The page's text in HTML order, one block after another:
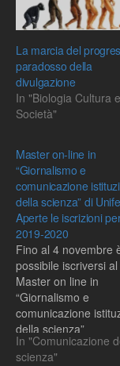
La marcia del
paradosso della
divulgazione
In "Biologia Cultura e
Società"
Master on-line in
“Giornalismo e
comunicazione
della scienza” di
Aperte le iscrizioni
2019-2020
Fino al 4 novembre
possibile iscriversi al
Master on line in
“Giornalismo e
comunicazione
della scienza”
dell’Università di
In "Comunicazione
scienza"